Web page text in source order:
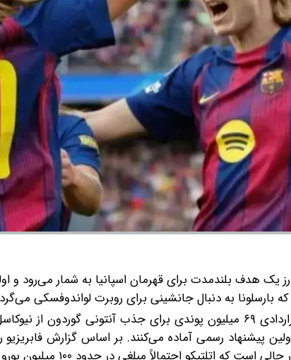
یک هدف بلندمدت برای قهرمان اسپانیا به شمار می‌رود و
بارسلونا به دنبال جانشینی برای روبرت لواندوفسکی
کاتالان‌ها با وجود توافق بر سر قراردادی ۶۹ میلیون پوندی برای جذب
پیشنهاد رسمی آماده می‌کنند. بر اساس گزارش
احتمالاً مبلغی در حدود ۱۰۰ میلیون یورو را درخواست خواهد کرد.